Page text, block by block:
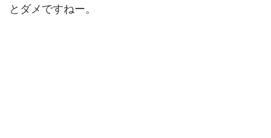
とダメですねー。